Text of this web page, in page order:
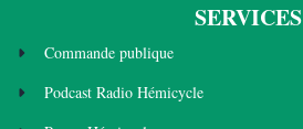
SERVICES
Commande publique
Podcast Radio Hémicycle